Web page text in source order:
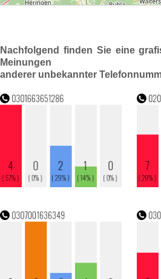
Nachfolgend finden Sie eine
Meinungen
anderer unbekannter